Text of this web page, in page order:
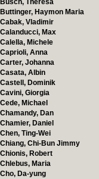
Busch, Theresa
Buttinger, Haymon Maria
Cabak, Vladimir
Calanducci, Max
Calella, Michele
Caprioli, Anna
Carter, Johanna
Casata, Albin
Castell, Dominik
Cavini, Giorgia
Cede, Michael
Chamandy, Dan
Chamier, Daniel
Chen, Ting-Wei
Chiang, Chi-Bun Jimmy
Chionis, Robert
Chlebus, Maria
Cho, Da-yung